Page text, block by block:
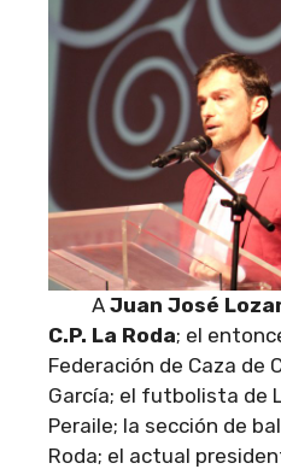
A Juan José
C.P. La Roda; el
Federación de Caza de
García; el futbolista de
Peraile; la sección de
Roda; el actual